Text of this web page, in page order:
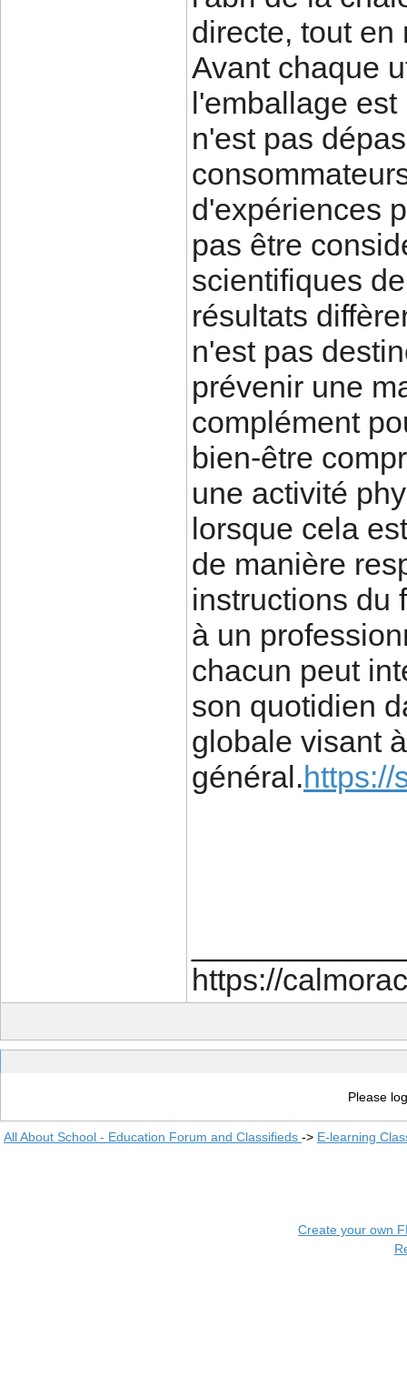
directe, tout en
Avant chaque
l'emballage
n'est pas
d'expériences
pas être
scientifiques
résultats
n'est pas
prévenir une
complément
bien-être
une activité
lorsque cela
de manière
instructions du
à un
chacun peut
son quotidien
globale visant
général.https://
https://
Please
All About School - Education Forum and Classifieds -> E-learning
Create your own